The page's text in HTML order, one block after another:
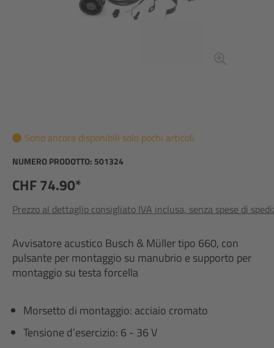
Sono ancora disponibili solo pochi articoli
NUMERO PRODOTTO: 501324
CHF 74.90*
Prezzo al dettaglio consigliato IVA inclusa, senza spese di
Avvisatore acustico Busch & Müller tipo 660, con
pulsante per montaggio su manubrio e supporto per
montaggio su testa forcella
Morsetto di montaggio: acciaio cromato
Tensione d’esercizio: 6 - 36 V